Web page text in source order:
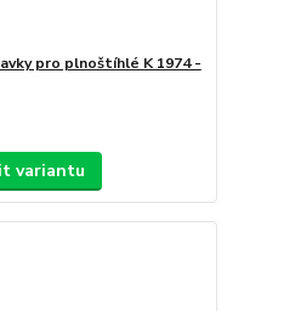
pro plnoštíhlé K 1974 -
variantu